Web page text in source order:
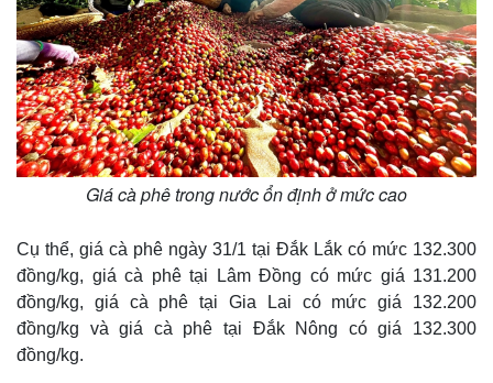
Giá cà phê trong nước ổn định ở mức cao
Cụ thể, giá cà phê ngày 31/1 tại Đắk Lắk có mức 132.300
đồng/kg, giá cà phê tại Lâm Đồng có mức giá 131.200
đồng/kg, giá cà phê tại Gia Lai có mức giá 132.200
đồng/kg và giá cà phê tại Đắk Nông có giá 132.300
đồng/kg.